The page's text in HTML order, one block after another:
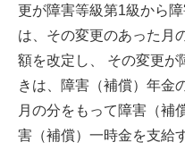
更が障害等級第1級から
は、その変更のあった月
額を改定し、 その変更が
きは、障害（補償）年金
月の分をもって障害（補
害（補償）一時金を支給